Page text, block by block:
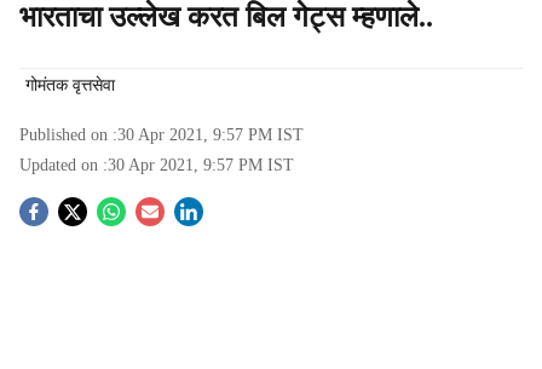
भारताचा उल्लेख करत बिल गेट्स म्हणाले..
गोमंतक वृत्तसेवा
Published on :30 Apr 2021, 9:57 PM IST
Updated on :30 Apr 2021, 9:57 PM IST
S